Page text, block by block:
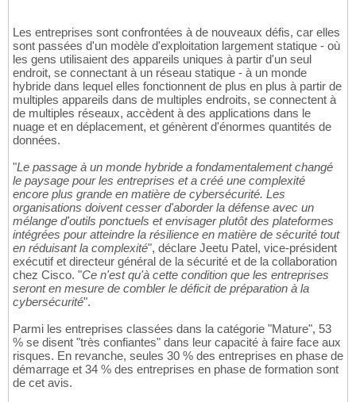
Les entreprises sont confrontées à de nouveaux défis, car elles
sont passées d'un modèle d'exploitation largement statique - où
les gens utilisaient des appareils uniques à partir d'un seul
endroit, se connectant à un réseau statique - à un monde
hybride dans lequel elles fonctionnent de plus en plus à partir de
multiples appareils dans de multiples endroits, se connectent à
de multiples réseaux, accèdent à des applications dans le
nuage et en déplacement, et génèrent d'énormes quantités de
données.
"Le passage à un monde hybride a fondamentalement changé
le paysage pour les entreprises et a créé une complexité
encore plus grande en matière de cybersécurité. Les
organisations doivent cesser d'aborder la défense avec un
mélange d'outils ponctuels et envisager plutôt des plateformes
intégrées pour atteindre la résilience en matière de sécurité tout
en réduisant la complexité", déclare Jeetu Patel, vice-président
exécutif et directeur général de la sécurité et de la collaboration
chez Cisco. "Ce n'est qu'à cette condition que les entreprises
seront en mesure de combler le déficit de préparation à la
cybersécurité".
Parmi les entreprises classées dans la catégorie "Mature", 53
% se disent "très confiantes" dans leur capacité à faire face aux
risques. En revanche, seules 30 % des entreprises en phase de
démarrage et 34 % des entreprises en phase de formation sont
de cet avis.